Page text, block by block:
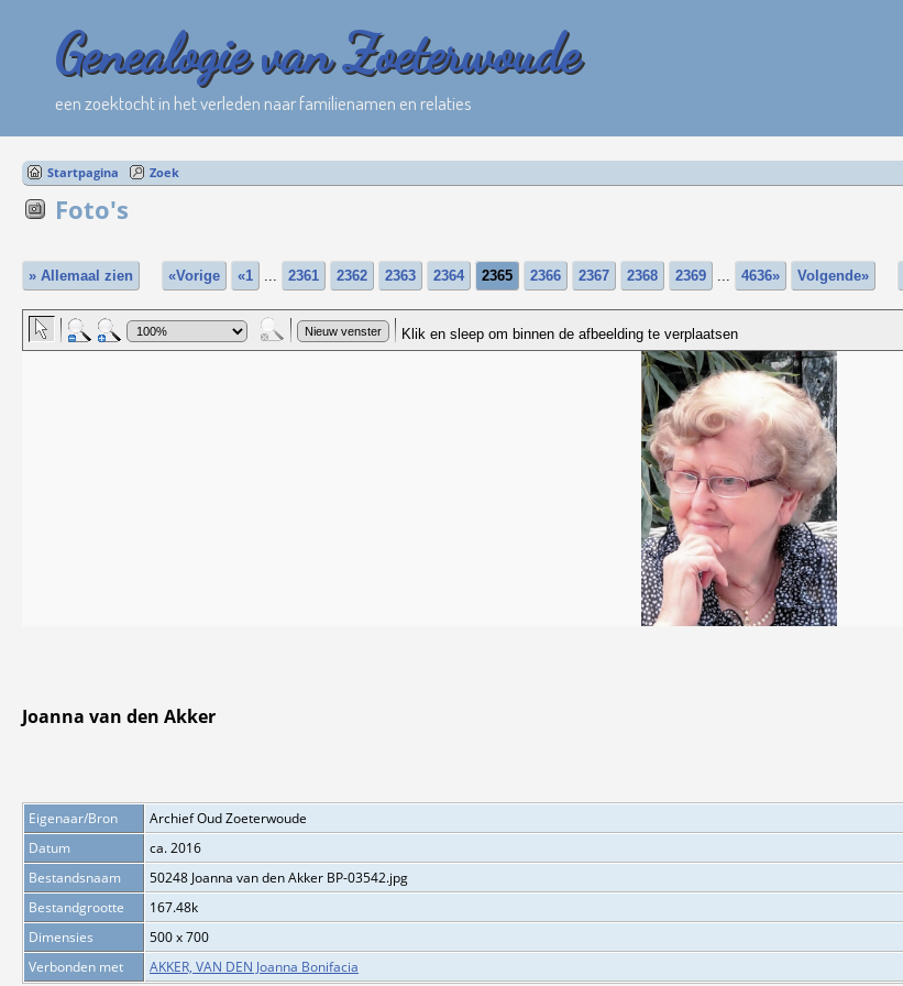
Genealogie van Zoeterwoude
een zoektocht in het verleden naar familienamen en relaties
Startpagina Zoek
Foto's
» Allemaal zien «Vorige «1 ... 2361 2362 2363 2364 2365 2366 2367 2368 2369 ... 4636» Volgende»
Joanna van den Akker
Eigenaar/Bron
Archief Oud Zoeterwoude
Datum
ca. 2016
Bestandsnaam
50248 Joanna van den Akker BP-03542.jpg
Bestandgrootte
167.48k
Dimensies
500 x 700
Verbonden met
AKKER, VAN DEN Joanna Bonifacia